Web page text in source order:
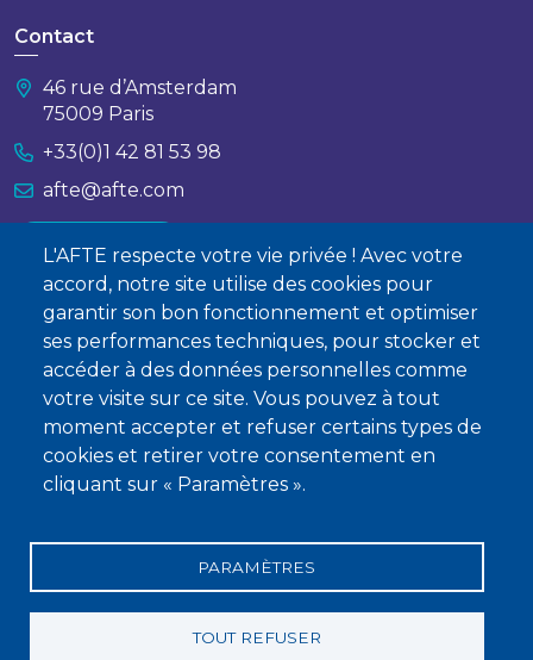
L'AFTE respecte votre vie privée ! Avec votre
accord, notre site utilise des cookies pour
garantir son bon fonctionnement et optimiser
ses performances techniques, pour stocker et
accéder à des données personnelles comme
votre visite sur ce site. Vous pouvez à tout
moment accepter et refuser certains types de
cookies et retirer votre consentement en
cliquant sur « Paramètres ».
PARAMÈTRES
TOUT REFUSER
Contact
46 rue d’Amsterdam
75009 Paris
+33(0)1 42 81 53 98
afte@afte.com
À propos
Qui sommes-nous ?
Devenir membre
Conditions générales de vente